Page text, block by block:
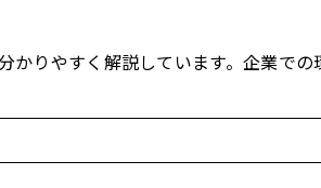
りやすく解説しています。企業で